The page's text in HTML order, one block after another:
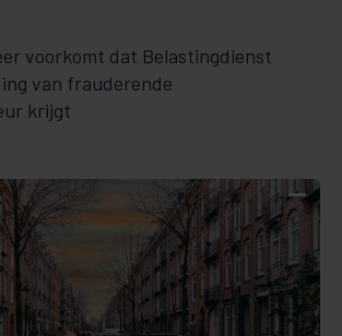
voorkomt dat Belastingdienst
van frauderende
krijgt